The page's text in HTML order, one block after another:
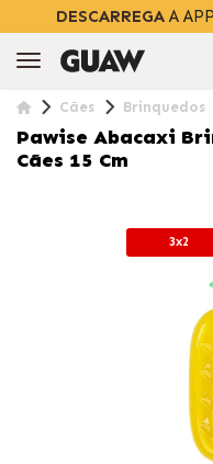
DESCARREGAA
Cães Brinquedos
Pawise Abacaxi
Cães 15 Cm
3x2